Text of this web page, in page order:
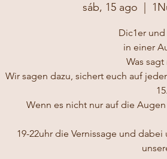
sáb, 15 ago
Dic1er
in einer
Was sagt
Wir sagen dazu, sichert euch auf
Wenn es nicht nur auf die
19-22uhr die Vernissage und